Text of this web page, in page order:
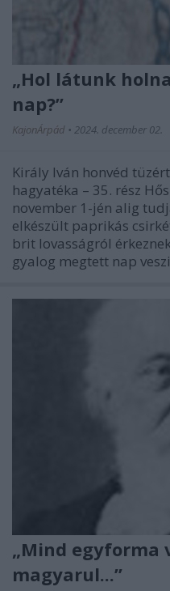
„Hol látunk
nap?”
KajonÁrpád • 2024. december 02.
Király Iván honvéd
hagyatéka – 35. rész
november 1-jén alig
elkészült paprikás
brit lovasságról
gyalog megtett nap
„Mind egyforma
magyarul...”